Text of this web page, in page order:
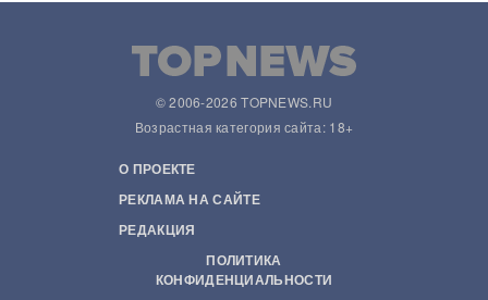
© 2006-2026 TOPNEWS.RU
Возрастная категория сайта: 18+
О ПРОЕКТЕ
РЕКЛАМА НА САЙТЕ
РЕДАКЦИЯ
ПОЛИТИКА
КОНФИДЕНЦИАЛЬНОСТИ